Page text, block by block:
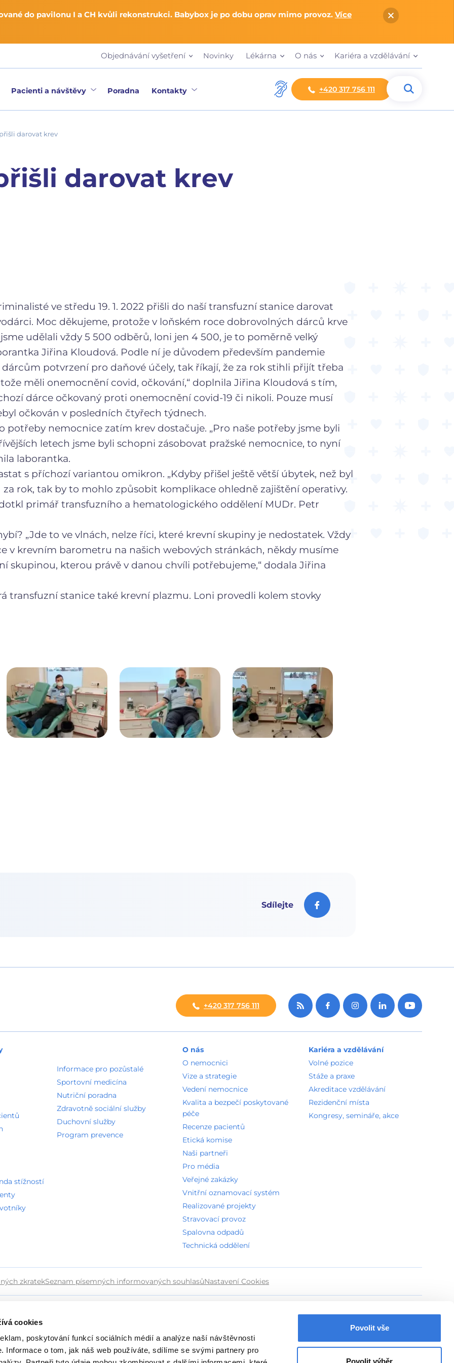
cookies
poskytování funkcí sociálních médií a analýze naší návštěvnosti
Informace o tom, jak náš web používáte, sdílíme se svými partnery pro
Povolit vše
Povolit výběr
do pavilonu I a CH kvůli rekonstrukci. Babybox je po dobu oprav mimo provoz. Více
Objednávání vyšetření Novinky Lékárna O nás Kariéra a vzdělávání
Pacienti a návštěvy Poradna Kontakty +420 317 756 111
darovat krev
darovat krev
ve středu 19. 1. 2022 přišli do naší transfuzní stanice darovat
Moc děkujeme, protože v loňském roce dobrovolných dárců krve
udělali vždy 5 500 odběrů, loni jen 4 500, je to poměrně velký
Jiřina Kloudová. Podle ní je důvodem především pandemie
dárcům potvrzení pro daňové účely, tak říkají, že za rok stihli přijít třeba
měli onemocnění covid, očkování,“ doplnila Jiřina Kloudová s tím,
dárce očkovaný proti onemocnění covid-19 či nikoli. Pouze musí
očkován v posledních čtyřech týdnech.
potřeby nemocnice zatím krev dostačuje. „Pro naše potřeby jsme byli
letech jsme byli schopni zásobovat pražské nemocnice, to nyní
laborantka.
s příchozí variantou omikron. „Kdyby přišel ještě větší úbytek, než byl
rok, tak by to mohlo způsobit komplikace ohledně zajištění operativy.
primář transfuzního a hematologického oddělení MUDr. Petr
„Jde to ve vlnách, nelze říci, které krevní skupiny je nedostatek. Vždy
v krevním barometru na našich webových stránkách, někdy musíme
skupinou, kterou právě v danou chvíli potřebujeme,“ dodala Jiřina
transfuzní stanice také krevní plazmu. Loni provedli kolem stovky
Sdílejte
+420 317 756 111
stížností
Informace pro pozůstalé
Sportovní medicína
Nutriční poradna
Zdravotně sociální služby
Duchovní služby
Program prevence
O nás
O nemocnici
Vize a strategie
Vedení nemocnice
Kvalita a bezpečí poskytované
péče
Recenze pacientů
Etická komise
Naši partneři
Pro média
Veřejné zakázky
Vnitřní oznamovací systém
Realizované projekty
Stravovací provoz
Spalovna odpadů
Technická oddělení
Kariéra a vzdělávání
Volné pozice
Stáže a praxe
Akreditace vzdělávání
Rezidenční místa
Kongresy, semináře, akce
zkratekSeznam písemných informovaných souhlasůNastavení Cookies